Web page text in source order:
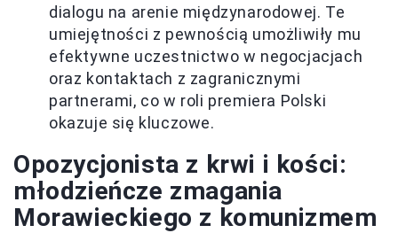
dialogu na arenie międzynarodowej. Te
umiejętności z pewnością umożliwiły mu
efektywne uczestnictwo w negocjacjach
oraz kontaktach z zagranicznymi
partnerami, co w roli premiera Polski
okazuje się kluczowe.
Opozycjonista z krwi i kości:
młodzieńcze zmagania
Morawieckiego z komunizmem